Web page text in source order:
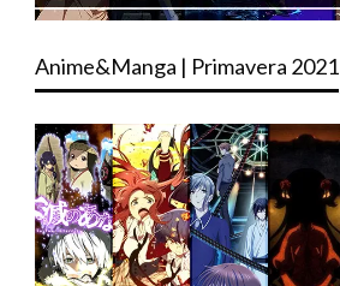
Anime&Manga | Primavera 2021